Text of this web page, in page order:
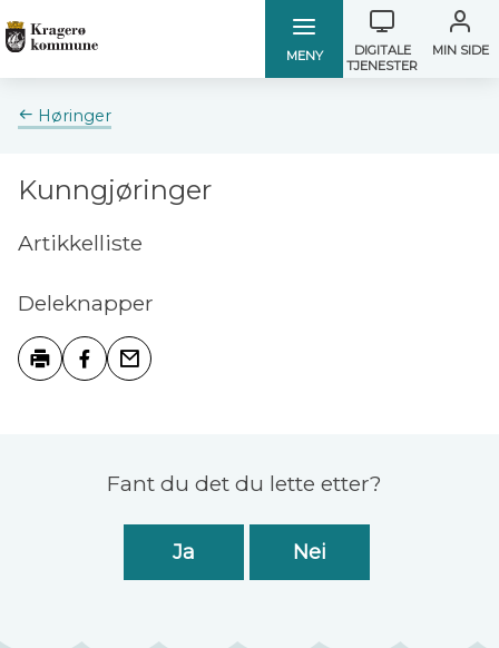
Kragerø
kommune
Kragerø
kommune
DIGITALE
TJENESTER
MIN SIDE
MENY
Du
er
Høringer
Kunngjøringer
Artikkelliste
Deleknapper
Fant du det du lette etter?
Ja Nei